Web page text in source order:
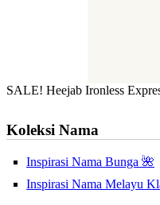
SALE! Heejab Ironless
Koleksi Nama
Inspirasi Nama Bunga 🌺
Inspirasi Nama Melayu